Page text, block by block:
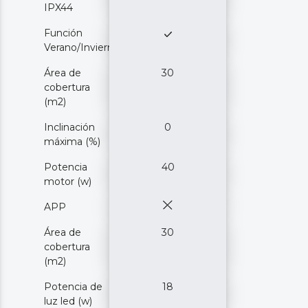
IPX44
Función
Verano/Invierno
Área de
cobertura
(m2)
30
Inclinación
máxima (%)
0
Potencia
motor (w)
40
APP
Área de
cobertura
(m2)
30
Potencia de
luz led (w)
18